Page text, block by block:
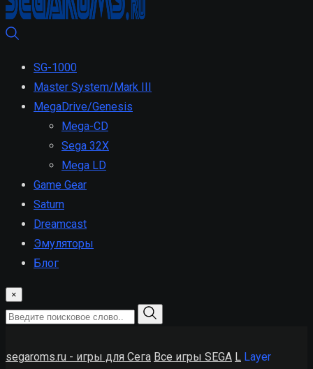
SG-1000
Master System/Mark III
MegaDrive/Genesis
Mega-CD
Sega 32X
Mega LD
Game Gear
Saturn
Dreamcast
Эмуляторы
Блог
×
segaroms.ru - игры для Сега Все игры SEGA L Layer